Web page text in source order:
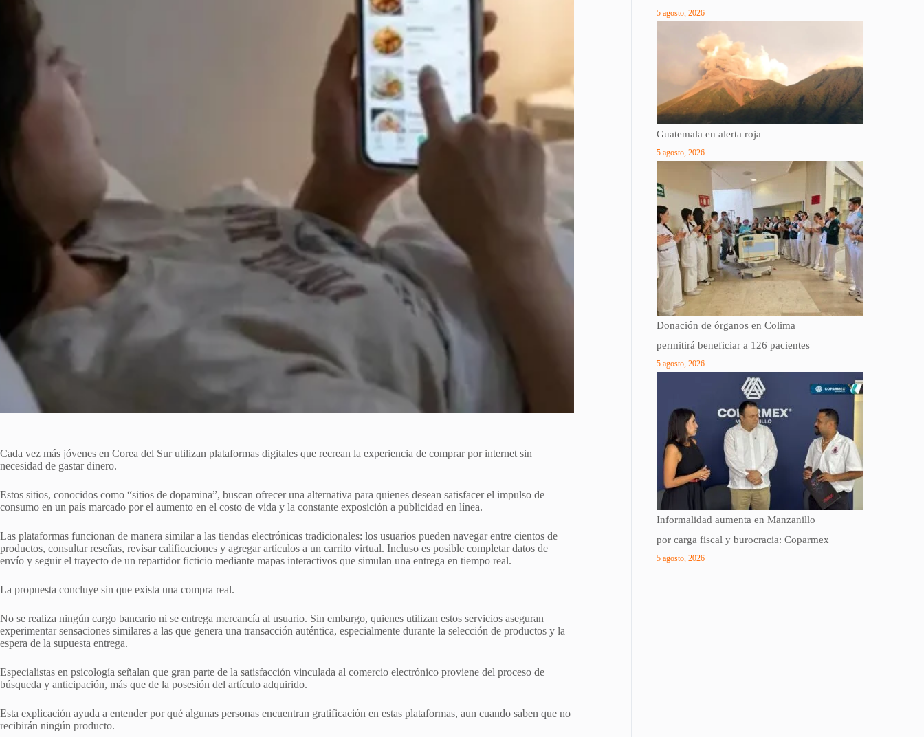
Cada vez más jóvenes en Corea del Sur utilizan plataformas digitales que recrean la experiencia de comprar por internet sin
necesidad de gastar dinero.
Estos sitios, conocidos como “sitios de dopamina”, buscan ofrecer una alternativa para quienes desean satisfacer el impulso de
consumo en un país marcado por el aumento en el costo de vida y la constante exposición a publicidad en línea.
Las plataformas funcionan de manera similar a las tiendas electrónicas tradicionales: los usuarios pueden navegar entre cientos de
productos, consultar reseñas, revisar calificaciones y agregar artículos a un carrito virtual. Incluso es posible completar datos de
envío y seguir el trayecto de un repartidor ficticio mediante mapas interactivos que simulan una entrega en tiempo real.
La propuesta concluye sin que exista una compra real.
No se realiza ningún cargo bancario ni se entrega mercancía al usuario. Sin embargo, quienes utilizan estos servicios aseguran
experimentar sensaciones similares a las que genera una transacción auténtica, especialmente durante la selección de productos y la
espera de la supuesta entrega.
Especialistas en psicología señalan que gran parte de la satisfacción vinculada al comercio electrónico proviene del proceso de
búsqueda y anticipación, más que de la posesión del artículo adquirido.
Esta explicación ayuda a entender por qué algunas personas encuentran gratificación en estas plataformas, aun cuando saben que no
recibirán ningún producto.
5 agosto, 2026
Guatemala en alerta roja
5 agosto, 2026
Donación de órganos en Colima
permitirá beneficiar a 126 pacientes
5 agosto, 2026
Informalidad aumenta en Manzanillo
por carga fiscal y burocracia: Coparmex
5 agosto, 2026